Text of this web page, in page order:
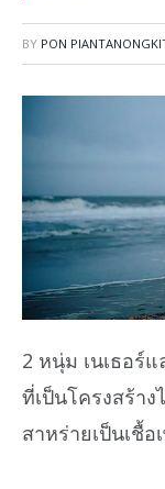
BY PON
2 หนุ่ม เนเธอร์
ที่เป็นโครงสร้า
สาหร่ายเป็นเชื้อ